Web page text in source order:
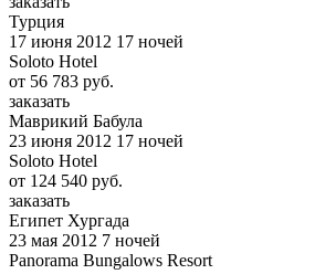
Турция
17 июня 2012 17 ночей
Soloto Hotel
от 56 783 руб.
заказать
Маврикий Бабула
23 июня 2012 17 ночей
Soloto Hotel
от 124 540 руб.
заказать
Египет Хургада
23 мая 2012 7 ночей
Panorama Bungalows Resort